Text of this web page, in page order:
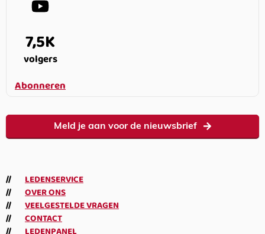
7,5K
volgers
Abonneren
Meld je aan voor de nieuwsbrief
LEDENSERVICE
OVER ONS
VEELGESTELDE VRAGEN
CONTACT